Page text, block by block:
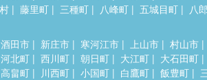
藤里町 三種町 八峰町 五城目町
八
酒田市 新庄市 寒河江市 上山市
村山市
河北町 西川町 朝日町 大江町
大石田町
高畠町 川西町 小国町 白鷹町 飯豊町